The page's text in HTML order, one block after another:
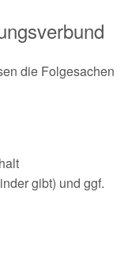
die Folgesachen
gibt) und ggf.